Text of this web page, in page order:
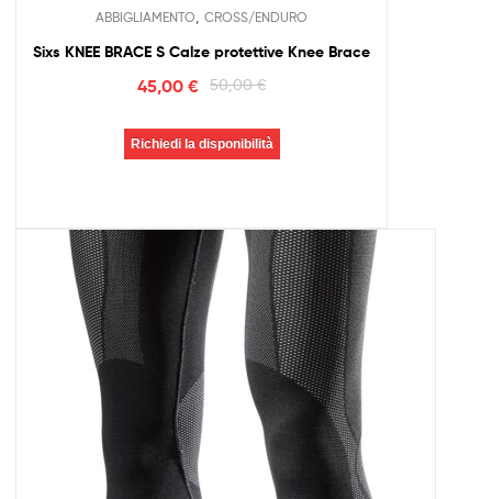
ABBIGLIAMENTO CROSS/ENDURO
Sixs KNEE BRACE S Calze protettive Knee Brace
50,00€
45,00€
Richiedi la disponibilità